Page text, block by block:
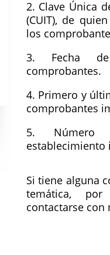
2. Clave Única
(CUIT), de
los
3. Fecha
comprobantes.
4. Primero y
comprobantes
5. Número
establecimiento
Si tiene alguna
temática,
contactarse con